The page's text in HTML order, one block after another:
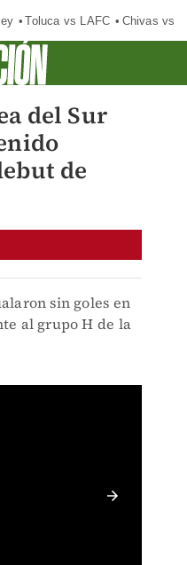
Toluca vs LAFC Chivas vs
del Sur
de
sin goles en
al grupo H de la